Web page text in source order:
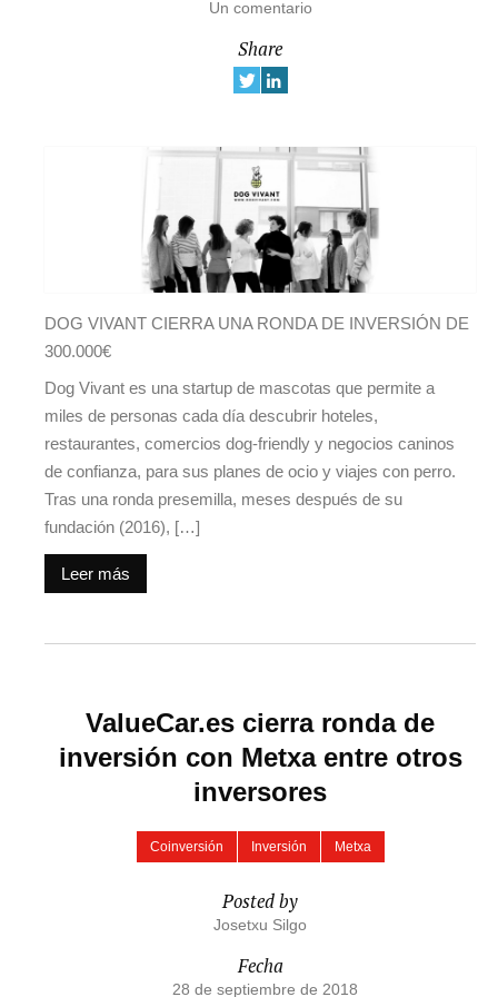
Un comentario
Share
DOG VIVANT CIERRA UNA RONDA DE INVERSIÓN DE
300.000€
Dog Vivant es una startup de mascotas que permite a
miles de personas cada día descubrir hoteles,
restaurantes, comercios dog-friendly y negocios caninos
de confianza, para sus planes de ocio y viajes con perro.
Tras una ronda presemilla, meses después de su
fundación (2016), […]
Leer más
ValueCar.es cierra ronda de
inversión con Metxa entre otros
inversores
Coinversión Inversión Metxa
Posted by
Josetxu Silgo
Fecha
28 de septiembre de 2018